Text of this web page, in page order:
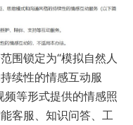
围锁定为“模拟自然人
续性的情感互动服
等形式提供的情感照
客服、知识问答、工